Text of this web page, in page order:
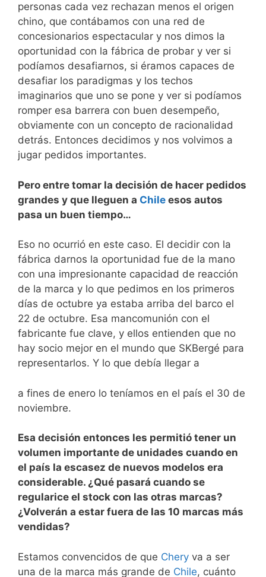
personas cada vez rechazan menos el origen
chino, que contábamos con una red de
concesionarios espectacular y nos dimos la
oportunidad con la fábrica de probar y ver si
podíamos desafiarnos, si éramos capaces de
desafiar los paradigmas y los techos
imaginarios que uno se pone y ver si podíamos
romper esa barrera con buen desempeño,
obviamente con un concepto de racionalidad
detrás. Entonces decidimos y nos volvimos a
jugar pedidos importantes.
Pero entre tomar la decisión de hacer pedidos
grandes y que lleguen a Chile esos autos
pasa un buen tiempo…
Eso no ocurrió en este caso. El decidir con la
fábrica darnos la oportunidad fue de la mano
con una impresionante capacidad de reacción
de la marca y lo que pedimos en los primeros
días de octubre ya estaba arriba del barco el
22 de octubre. Esa mancomunión con el
fabricante fue clave, y ellos entienden que no
hay socio mejor en el mundo que SKBergé para
representarlos. Y lo que debía llegar a
a fines de enero lo teníamos en el país el 30 de
noviembre.
Esa decisión entonces les permitió tener un
volumen importante de unidades cuando en
el país la escasez de nuevos modelos era
considerable. ¿Qué pasará cuando se
regularice el stock con las otras marcas?
¿Volverán a estar fuera de las 10 marcas más
vendidas?
Estamos convencidos de que Chery va a ser
una de la marca más grande de Chile, cuánto